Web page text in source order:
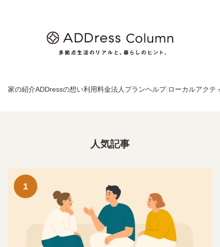
家の紹介ADDressの想い利用料金法人プランヘルプ| ローカルアクテ
人気記事
1